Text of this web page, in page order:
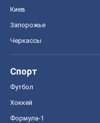
Киев
Запорожье
Черкассы
Спорт
Футбол
Хоккей
Формула-1